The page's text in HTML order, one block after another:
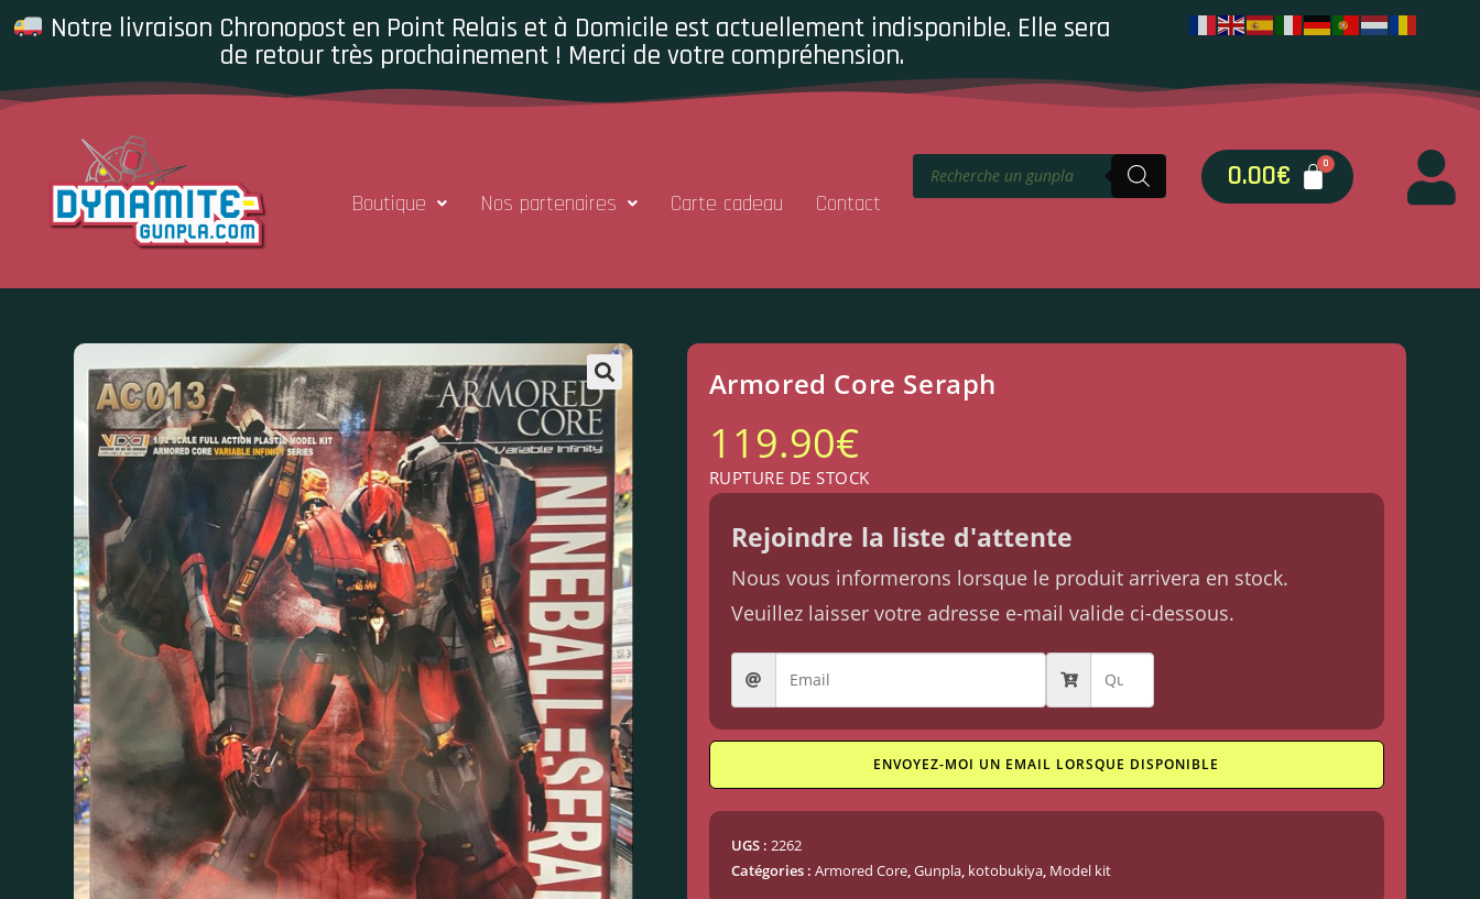
Notre livraison Chronopost en Point Relais et à Domicile est actuellement indisponible. Elle sera
de retour très prochainement ! Merci de votre compréhension.
Boutique Nos partenaires Carte cadeau Contact
0.00€
Armored Core Seraph
119.90€
RUPTURE DE STOCK
Rejoindre la liste d'attente
Nous vous informerons lorsque le produit arrivera en stock.
Veuillez laisser votre adresse e-mail valide ci-dessous.
ENVOYEZ-MOI UN EMAIL LORSQUE DISPONIBLE
UGS : 2262
Catégories : Armored Core, Gunpla, kotobukiya, Model kit